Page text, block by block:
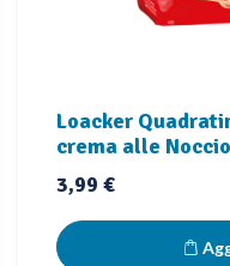
Loacker
crema alle
Prezzo
3,99 €